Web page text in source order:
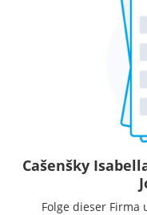
Cašenšky
Folge dieser Firma